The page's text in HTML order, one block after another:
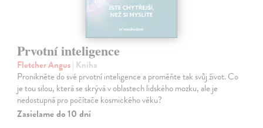
Prvotní inteligence
Fletcher Angus| Kniha
Pronikněte do své prvotní inteligence a proměňte tak svůj život. Co
je tou silou, která se skrývá v oblastech lidského mozku, ale je
nedostupná pro počítače kosmického věku?
Zasielame do 10 dní